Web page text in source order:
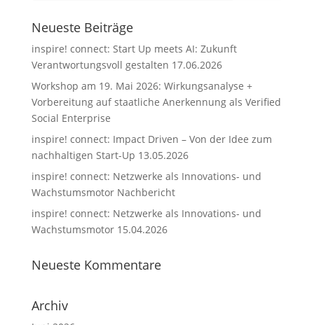
Neueste Beiträge
inspire! connect: Start Up meets AI: Zukunft
Verantwortungsvoll gestalten 17.06.2026
Workshop am 19. Mai 2026: Wirkungsanalyse +
Vorbereitung auf staatliche Anerkennung als Verified
Social Enterprise
inspire! connect: Impact Driven – Von der Idee zum
nachhaltigen Start-Up 13.05.2026
inspire! connect: Netzwerke als Innovations- und
Wachstumsmotor Nachbericht
inspire! connect: Netzwerke als Innovations- und
Wachstumsmotor 15.04.2026
Neueste Kommentare
Archiv